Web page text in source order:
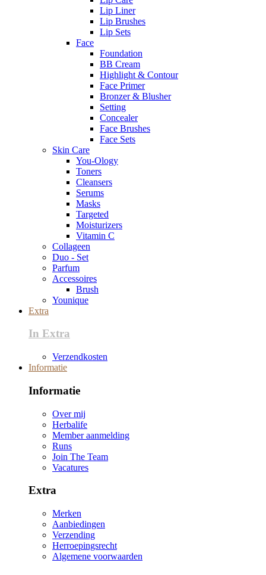
Lip Liner
Lip Brushes
Lip Sets
Face
Foundation
BB Cream
Highlight & Contour
Face Primer
Bronzer & Blusher
Setting
Concealer
Face Brushes
Face Sets
Skin Care
You-Ology
Toners
Cleansers
Serums
Masks
Targeted
Moisturizers
Vitamin C
Collageen
Duo - Set
Parfum
Accessoires
Brush
Younique
Extra
In Extra
Verzendkosten
Informatie
Informatie
Over mij
Herbalife
Member aanmelding
Runs
Join The Team
Vacatures
Extra
Merken
Aanbiedingen
Verzending
Herroepingsrecht
Algemene voorwaarden